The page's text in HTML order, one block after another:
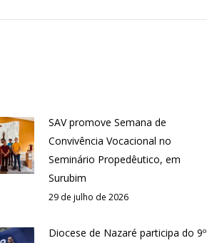
SAV promove Semana de
Convivência Vocacional no
Seminário Propedêutico, em
Surubim
29 de julho de 2026
Diocese de Nazaré participa do 9º